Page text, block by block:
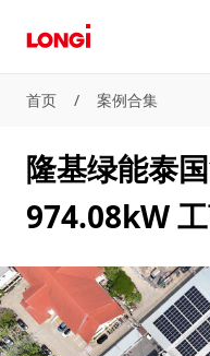
首页 / 案例合集
隆基绿能泰
974.08kW